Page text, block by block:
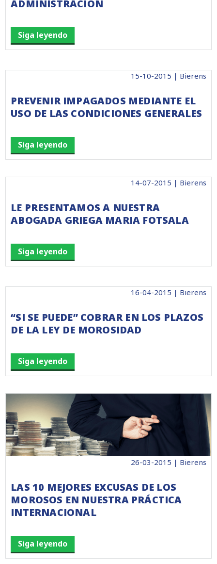
ADMINISTRACIÓN
Siga leyendo
15-10-2015 | Bierens
PREVENIR IMPAGADOS MEDIANTE EL
USO DE LAS CONDICIONES GENERALES
Siga leyendo
14-07-2015 | Bierens
LE PRESENTAMOS A NUESTRA
ABOGADA GRIEGA MARIA FOTSALA
Siga leyendo
16-04-2015 | Bierens
“SI SE PUEDE” COBRAR EN LOS PLAZOS
DE LA LEY DE MOROSIDAD
Siga leyendo
26-03-2015 | Bierens
LAS 10 MEJORES EXCUSAS DE LOS
MOROSOS EN NUESTRA PRÁCTICA
INTERNACIONAL
Siga leyendo